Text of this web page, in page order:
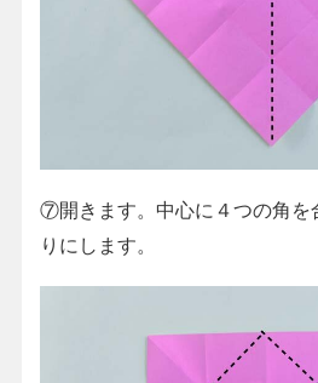
⑦開きます。中心に４つの角を
りにします。